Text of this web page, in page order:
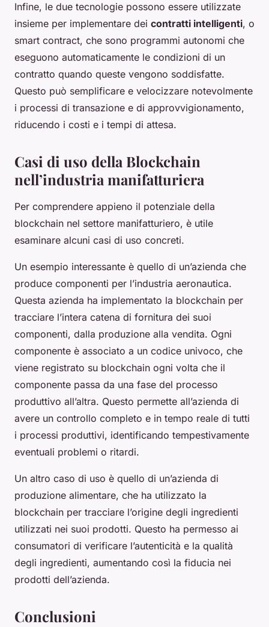
Infine, le due tecnologie possono essere utilizzate
insieme per implementare dei contratti intelligenti, o
smart contract, che sono programmi autonomi che
eseguono automaticamente le condizioni di un
contratto quando queste vengono soddisfatte.
Questo può semplificare e velocizzare notevolmente
i processi di transazione e di approvvigionamento,
riducendo i costi e i tempi di attesa.
Casi di uso della Blockchain
nell’industria manifatturiera
Per comprendere appieno il potenziale della
blockchain nel settore manifatturiero, è utile
esaminare alcuni casi di uso concreti.
Un esempio interessante è quello di un’azienda che
produce componenti per l’industria aeronautica.
Questa azienda ha implementato la blockchain per
tracciare l’intera catena di fornitura dei suoi
componenti, dalla produzione alla vendita. Ogni
componente è associato a un codice univoco, che
viene registrato su blockchain ogni volta che il
componente passa da una fase del processo
produttivo all’altra. Questo permette all’azienda di
avere un controllo completo e in tempo reale di tutti
i processi produttivi, identificando tempestivamente
eventuali problemi o ritardi.
Un altro caso di uso è quello di un’azienda di
produzione alimentare, che ha utilizzato la
blockchain per tracciare l’origine degli ingredienti
utilizzati nei suoi prodotti. Questo ha permesso ai
consumatori di verificare l’autenticità e la qualità
degli ingredienti, aumentando così la fiducia nei
prodotti dell’azienda.
Conclusioni